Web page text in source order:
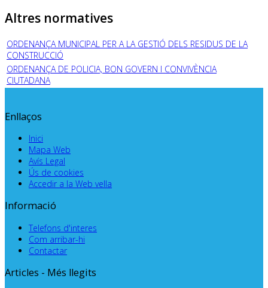
Altres normatives
ORDENANÇA MUNICIPAL PER A LA GESTIÓ DELS RESIDUS DE LA
CONSTRUCCIÓ
ORDENANÇA DE POLICIA, BON GOVERN I CONVIVÈNCIA
CIUTADANA
Enllaços
Inici
Mapa Web
Avís Legal
Ús de cookies
Accedir a la Web vella
Informació
Telefons d'interes
Com arribar-hi
Contactar
Articles - Més llegits